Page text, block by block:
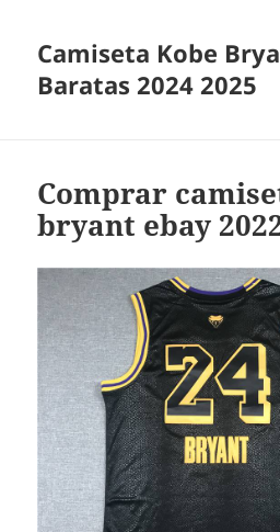
Camiseta Kobe
Baratas 2024 2025
Comprar
bryant ebay